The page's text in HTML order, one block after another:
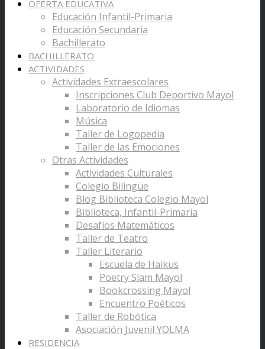
OFERTA EDUCATIVA
Educación Infantil-Primaria
Educación Secundaria
Bachillerato
BACHILLERATO
ACTIVIDADES
Actividades Extraescolares
Inscripciones Club Deportivo Mayol
Laboratorio de Idiomas
Música
Taller de Logopedia
Taller de las Emociones
Otras Actividades
Actividades Culturales
Colegio Bilingüe
Blog Biblioteca Colegio Mayol
Biblioteca, Infantil-Primaria
Desafíos Matemáticos
Taller de Teatro
Taller Literario
Escuela de Haikus
Poetry Slam Mayol
Bookcrossing Mayol
Encuentro Poéticos
Taller de Robótica
Asociación Juvenil YOLMA
RESIDENCIA